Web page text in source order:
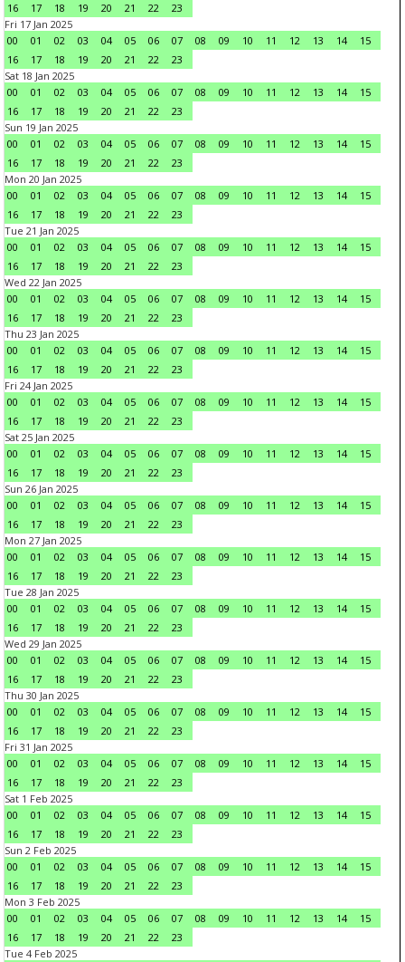
16
17 18 19 20 21 22
23
Fri 17 Jan 2025
00
01 02 03 04 05 06 07 08 09 10 11 12 13 14
15
16
17 18 19 20 21 22
23
Sat 18 Jan 2025
00
01 02 03 04 05 06 07 08 09 10 11 12 13 14
15
16
17 18 19 20 21 22
23
Sun 19 Jan 2025
00
01 02 03 04 05 06 07 08 09 10 11 12 13 14
15
16
17 18 19 20 21 22
23
Mon 20 Jan 2025
00
01 02 03 04 05 06 07 08 09 10 11 12 13 14
15
16
17 18 19 20 21 22
23
Tue 21 Jan 2025
00
01 02 03 04 05 06 07 08 09 10 11 12 13 14
15
16
17 18 19 20 21 22
23
Wed 22 Jan 2025
00
01 02 03 04 05 06 07 08 09 10 11 12 13 14
15
16
17 18 19 20 21 22
23
Thu 23 Jan 2025
00
01 02 03 04 05 06 07 08 09 10 11 12 13 14
15
16
17 18 19 20 21 22
23
Fri 24 Jan 2025
00
01 02 03 04 05 06 07 08 09 10 11 12 13 14
15
16
17 18 19 20 21 22
23
Sat 25 Jan 2025
00
01 02 03 04 05 06 07 08 09 10 11 12 13 14
15
16
17 18 19 20 21 22
23
Sun 26 Jan 2025
00
01 02 03 04 05 06 07 08 09 10 11 12 13 14
15
16
17 18 19 20 21 22
23
Mon 27 Jan 2025
00
01 02 03 04 05 06 07 08 09 10 11 12 13 14
15
16
17 18 19 20 21 22
23
Tue 28 Jan 2025
00
01 02 03 04 05 06 07 08 09 10 11 12 13 14
15
16
17 18 19 20 21 22
23
Wed 29 Jan 2025
00
01 02 03 04 05 06 07 08 09 10 11 12 13 14
15
16
17 18 19 20 21 22
23
Thu 30 Jan 2025
00
01 02 03 04 05 06 07 08 09 10 11 12 13 14
15
16
17 18 19 20 21 22
23
Fri 31 Jan 2025
00
01 02 03 04 05 06 07 08 09 10 11 12 13 14
15
16
17 18 19 20 21 22
23
Sat 1 Feb 2025
00
01 02 03 04 05 06 07 08 09 10 11 12 13 14
15
16
17 18 19 20 21 22
23
Sun 2 Feb 2025
00
01 02 03 04 05 06 07 08 09 10 11 12 13 14
15
16
17 18 19 20 21 22
23
Mon 3 Feb 2025
00
01 02 03 04 05 06 07 08 09 10 11 12 13 14
15
16
17 18 19 20 21 22
23
Tue 4 Feb 2025